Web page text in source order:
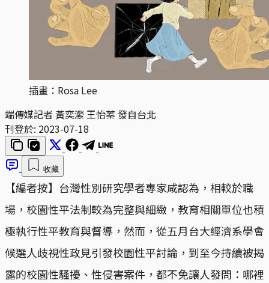
插畫：Rosa Lee
端傳媒記者 黃奕瀠 王怡蓁 發自台北
刊登於: 2023-07-18
收藏
【編者按】台灣性別研究學者專家咸認為，相較於職
場，校園性平法制較為完整與細緻，教育相關單位也積
極執行性平教育與督導，然而，從五月台大經濟系學會
候選人歧視性政見引發校園性平討論，到至今持續被揭
露的校園性騷擾、性侵害案件，都不免讓人發問：哪裡